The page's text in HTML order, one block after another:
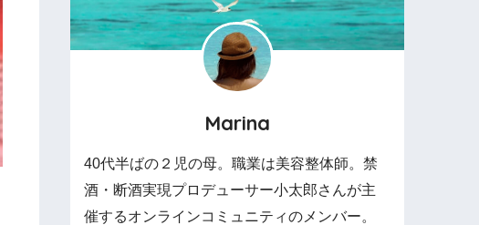
Marina
40代半ばの２児の母。職業は美容整体師。禁
酒・断酒実現プロデューサー小太郎さんが主
催するオンラインコミュニティのメンバー。